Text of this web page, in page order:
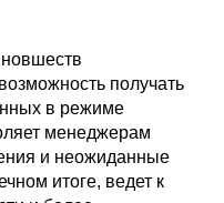
получать
в режиме
менеджерам
и неожиданные
итоге, ведет к